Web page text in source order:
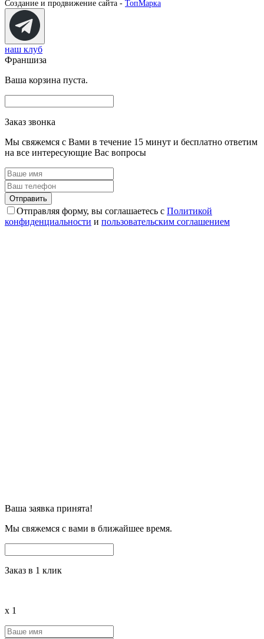
Создание и продвижение сайта - ТопМарка
наш клуб
Франшиза
Ваша корзина пуста.
Заказ звонка
Мы свяжемся с Вами в течение 15 минут и бесплатно ответим
на все интересующие Вас вопросы
Отправляя форму, вы соглашаетесь с Политикой
конфиденциальности и пользовательским соглашением
Ваша заявка принята!
Мы свяжемся с вами в ближайшее время.
Заказ в 1 клик
x 1